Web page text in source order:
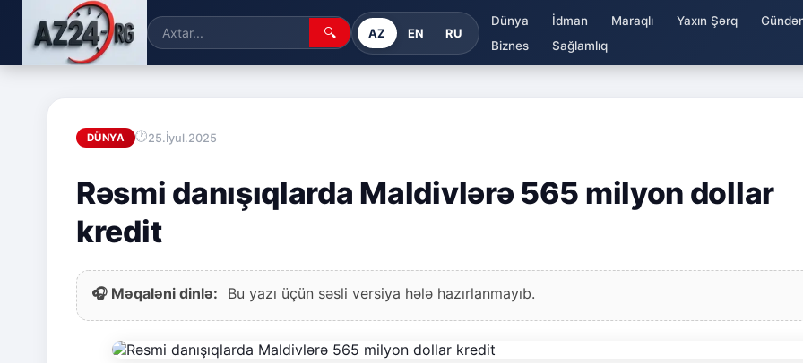
🔍 AZ EN RU
Dünya İdman Maraqlı Yaxın Şərq
Biznes
Sağlamlıq
DÜNYA 25.İyul.2025
Rəsmi danışıqlarda Maldivlərə 565 milyon dollar
kredit
🎧 Məqaləni dinlə: Bu yazı üçün səsli versiya hələ hazırlanmayıb.